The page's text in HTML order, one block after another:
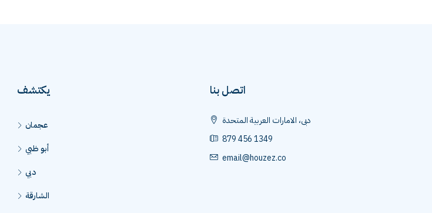
يكتشف
عجمان
أبو ظبي
دبي
الشارقة
اتصل بنا
دبى، الامارات العربية المتحدة
879 456 1349
email@houzez.co